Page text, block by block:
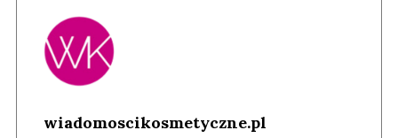
wiadomoscikosmetyczne.pl